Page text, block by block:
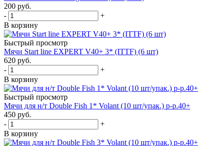
200 руб.
-
+
В корзину
Быстрый просмотр
Мячи Start line EXPERT V40+ 3* (ITTF) (6 шт)
620 руб.
-
+
В корзину
Быстрый просмотр
Мячи для н/т Double Fish 1* Volant (10 шт/упак.) р-р.40+
450 руб.
-
+
В корзину